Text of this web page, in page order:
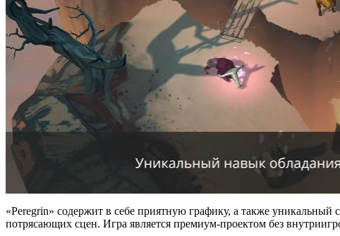
«Peregrin» содержит в себе приятную графику, а также
потрясающих сцен. Игра является премиум-проектом без